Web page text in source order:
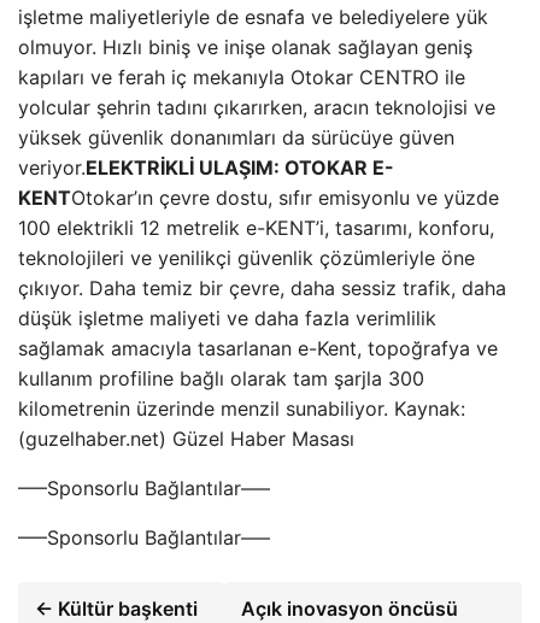
işletme maliyetleriyle de esnafa ve belediyelere yük
olmuyor. Hızlı biniş ve inişe olanak sağlayan geniş
kapıları ve ferah iç mekanıyla Otokar CENTRO ile
yolcular şehrin tadını çıkarırken, aracın teknolojisi ve
yüksek güvenlik donanımları da sürücüye güven
veriyor.ELEKTRİKLİ ULAŞIM: OTOKAR E-
KENTOtokar’ın çevre dostu, sıfır emisyonlu ve yüzde
100 elektrikli 12 metrelik e-KENT’i, tasarımı, konforu,
teknolojileri ve yenilikçi güvenlik çözümleriyle öne
çıkıyor. Daha temiz bir çevre, daha sessiz trafik, daha
düşük işletme maliyeti ve daha fazla verimlilik
sağlamak amacıyla tasarlanan e-Kent, topoğrafya ve
kullanım profiline bağlı olarak tam şarjla 300
kilometrenin üzerinde menzil sunabiliyor. Kaynak:
(guzelhaber.net) Güzel Haber Masası
—–Sponsorlu Bağlantılar—–
—–Sponsorlu Bağlantılar—–
← Kültür başkenti
Açık inovasyon öncüsü